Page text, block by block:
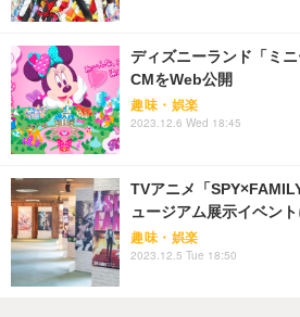
ディズニーランド「ミ
CMをWeb公開
趣味・娯楽
2023.12.6 Wed 18:45
TVアニメ「
ュージアム展示イベン
趣味・娯楽
2023.12.5 Tue 18:50